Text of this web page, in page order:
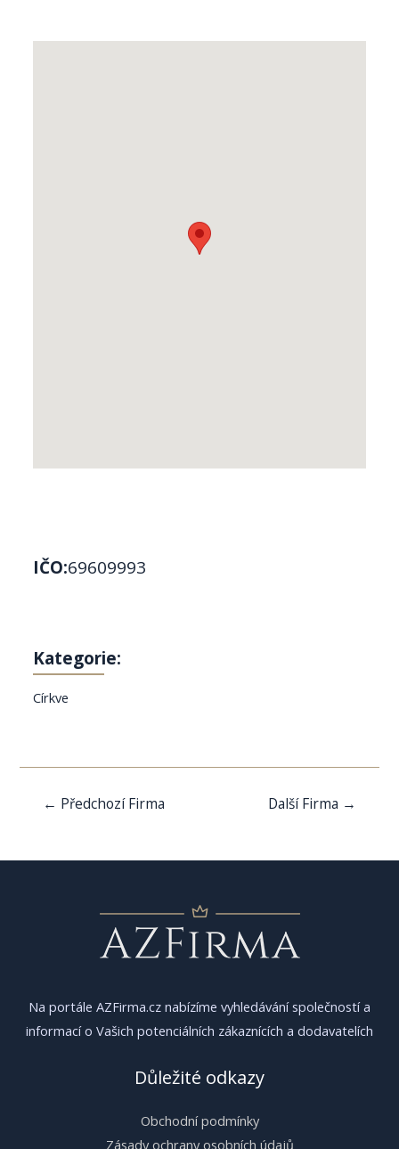
IČO:69609993
Kategorie:
Církve
Navigace
← Předchozí Firma Další Firma →
Na portále AZFirma.cz nabízíme vyhledávání společností a
informací o Vašich potenciálních zákaznících a dodavatelích
Důležité odkazy
Obchodní podmínky
Zásady ochrany osobních údajů